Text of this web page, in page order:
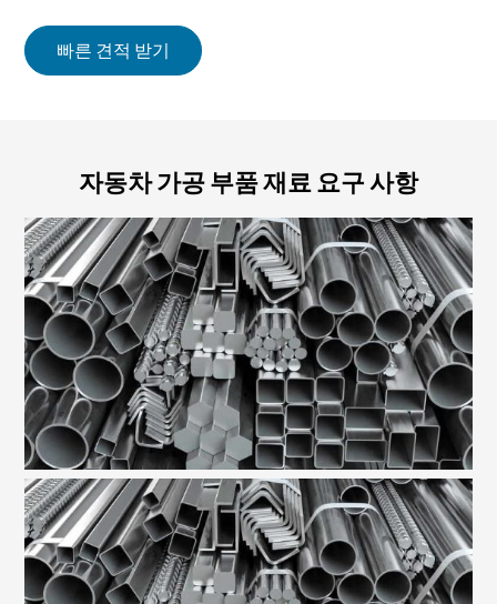
빠른 견적 받기
자동차 가공 부품 재료 요구 사항